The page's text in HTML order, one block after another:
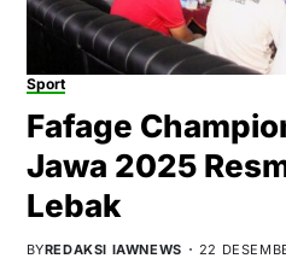
Sport
Fafage
Jawa 2025
Lebak
BYREDAKSI IAWNEWS 22